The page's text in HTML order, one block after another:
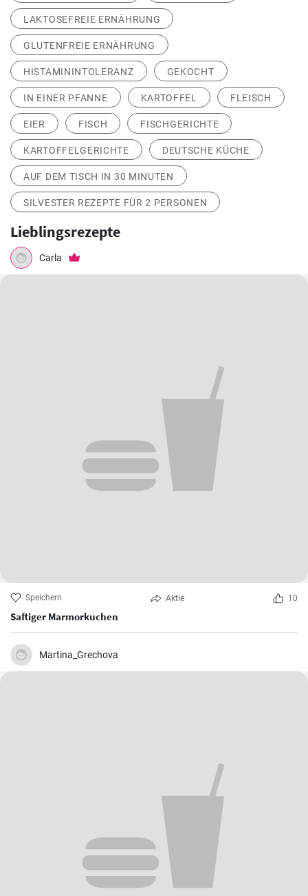
LAKTOSEFREIE ERNÄHRUNG
GLUTENFREIE ERNÄHRUNG
HISTAMININTOLERANZ GEKOCHT
IN EINER PFANNE KARTOFFEL FLEISCH
EIER FISCH FISCHGERICHTE
KARTOFFELGERICHTE DEUTSCHE KÜCHE
AUF DEM TISCH IN 30 MINUTEN
SILVESTER REZEPTE FÜR 2 PERSONEN
Lieblingsrezepte
Carla
Speichern Aktie 10
Saftiger Marmorkuchen
Martina_Grechova